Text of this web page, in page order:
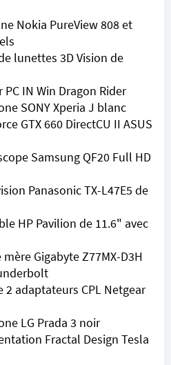
Nokia PureView 808 et
lunettes 3D Vision de
IN Win Dragon Rider
SONY Xperia J blanc
GTX 660 DirectCU II ASUS
Samsung QF20 Full HD
Panasonic TX-L47E5 de
HP Pavilion de 11.6" avec
Gigabyte Z77MX-D3H
2 adaptateurs CPL Netgear
LG Prada 3 noir
Fractal Design Tesla